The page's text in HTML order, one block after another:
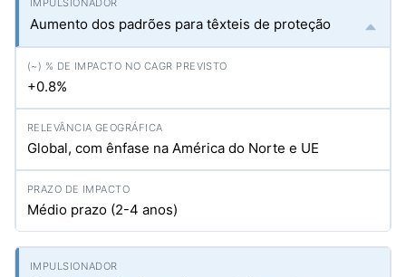
Aumento dos padrões para têxteis de proteção
+0.8%
Global, com ênfase na América do Norte e UE
Médio prazo (2-4 anos)